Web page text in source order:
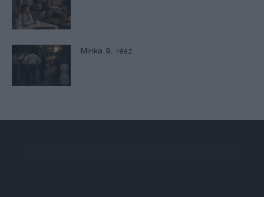
Minka 9. rész